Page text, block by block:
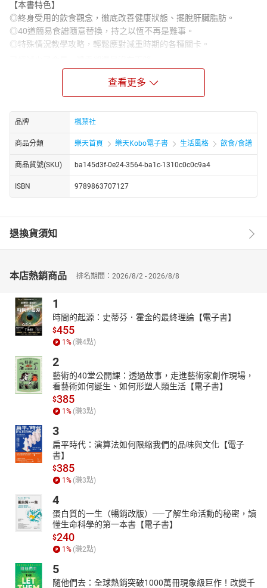
【本書特色】
◎終身受用的飲食觀念，徹底改善健康狀態、擺脫肝臟脂肪。
◎40道簡易食譜隨意替換，持之以恆不再是難事。
◎特殊情況教學攻略，輕鬆應對減重時期的各種關卡。
每天運動好痛苦，成果卻不如預期的好。
減脂的限制好多，好久沒跟朋友聚餐了。
以上各種困擾，本書都能帶領你輕鬆解決！
外科部長身兼減重門診的尾形哲醫師，
在書中分享了幫助多位患者成功減去肝臟脂肪的祕訣，
【豐富經驗談】詳列實踐患者的成功經驗。
並設計了從主食、小菜、湯品甚至結合超商食品的多項【超簡單食
譜】，
只要翻開這本書，就能讓你獲得基本知識及營養均衡又美味的食
譜，
只要用對方法，擺脫肝臟脂肪並非難事！
尾形哲
長野縣佐久市立國保淺間綜合醫院外科部長，同院「減重門診」的
醫師。醫學博士。於1995年畢業於神戶大學醫學部醫學科，2003年
修畢醫學部博士課程。在巴黎、首爾的醫院歷經眾多肝臟移植手術
後，於2009年起於日本紅十字社區醫療中心的肝、膽、胰臟器官移
植外科，帶領負體肝臟移植業務。亦曾於日本東京女子醫科大學消
化器醫學中心任職，後移居至長野縣。擔任一般社團法人日本NASH
研究所代表理事。2017年成立的「減重門診」為解決肥胖、改善脂
肪肝及糖尿病的專業門診。著作包括《日本肝臟科名醫教你，不必
戒酒戒糖也能遠離脂肪肝的祕訣》等。
查看更多
品牌 楓葉社
商品分類 樂天首頁 樂天Kobo電子書 生活風格 飲食/食譜
商品貨號(SKU) ba145d3f-0e24-3564-ba1c-1310c0c0c9a4
ISBN 9789863707127
退換貨須知
本店熱銷商品 排名期間：2026/8/2 - 2026/8/8
1
時間的起源：史蒂芬．霍金的最終理論【電子書】
$455
1 % (賺4點)
2
藝術的40堂公開課：透過故事，走進藝術家創作現場，
看藝術如何誕生、如何形塑人類生活【電子書】
$385
1 % (賺3點)
3
扁平時代：演算法如何限縮我們的品味與文化【電子
書】
$385
1 % (賺3點)
4
蛋白質的一生（暢銷改版）──了解生命活動的秘密，讀
懂生命科學的第一本書【電子書】
$240
1 % (賺2點)
5
隨他們去：全球熱銷突破1000萬冊現象級巨作！改變千